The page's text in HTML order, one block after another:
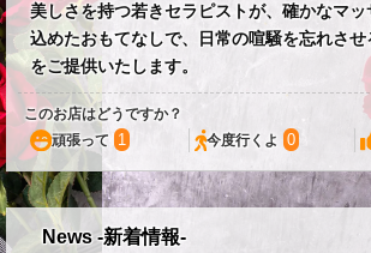
美しさを持つ若きセラピストが、確かなマ
込めたおもてなしで、日常の喧騒を忘れさせ
をご提供いたします。
このお店はどうですか？
頑張って
1 今度行くよ 0
News -新着情報-